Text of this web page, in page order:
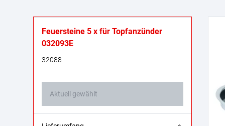
Feuersteine 5 x für Topfanzünder
032093E
32088
Aktuell gewählt